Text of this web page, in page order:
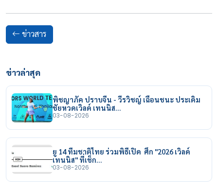
ข่าวสาร
ข่าวล่าสุด
พิชญาภัค ปราบจีน - วีรวิชญ์ เฉือนชนะ ประเดิม
ชัยหวดเวิลด์ เทนนิส…
03-08-2026
ยู 14 ทีมชาติไทย ร่วมพิธีเปิด ศึก "2026 เวิลด์
เทนนิส" ที่เช็ก…
03-08-2026